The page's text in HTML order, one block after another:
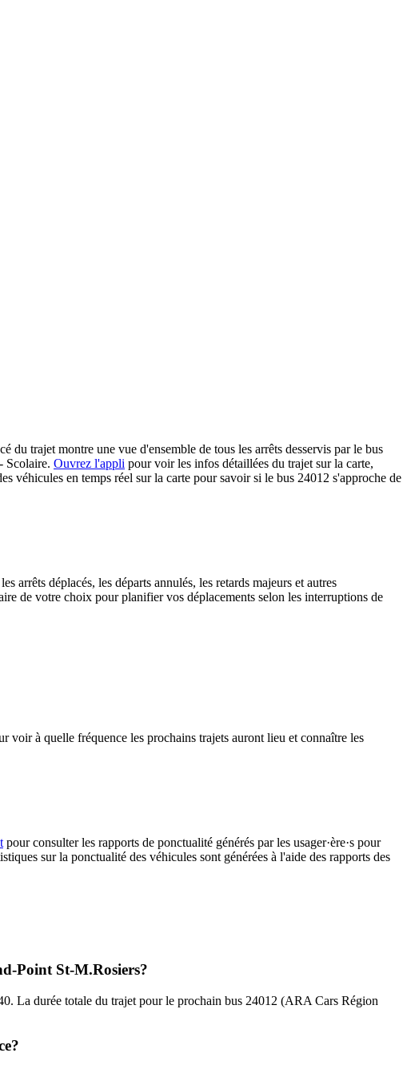
trajet montre une vue d'ensemble de tous les arrêts desservis par le bus
Scolaire. Ouvrez l'appli pour voir les infos détaillées du trajet sur la carte,
véhicules en temps réel sur la carte pour savoir si le bus 24012 s'approche de
déplacés, les départs annulés, les retards majeurs et autres
de votre choix pour planifier vos déplacements selon les interruptions de
à quelle fréquence les prochains trajets auront lieu et connaître les
pour consulter les rapports de ponctualité générés par les usager·ère·s pour
sur la ponctualité des véhicules sont générées à l'aide des rapports des
Point St-M.Rosiers?
La durée totale du trajet pour le prochain bus 24012 (ARA Cars Région